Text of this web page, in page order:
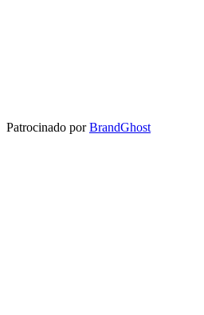
Patrocinado por BrandGhost